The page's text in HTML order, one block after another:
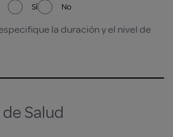
Sí No
la duración y el nivel de
Salud